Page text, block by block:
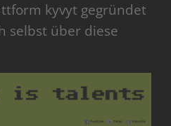
kyvyt gegründet
selbst über diese